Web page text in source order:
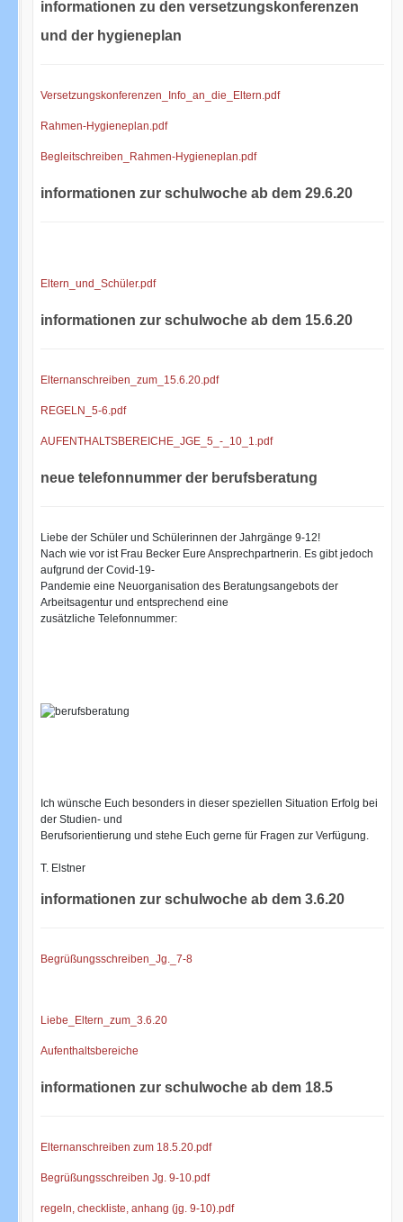
informationen zu den versetzungskonferenzen
und der hygieneplan
Versetzungskonferenzen_Info_an_die_Eltern.pdf
Rahmen-Hygieneplan.pdf
Begleitschreiben_Rahmen-Hygieneplan.pdf
informationen zur schulwoche ab dem 29.6.20
Eltern_und_Schüler.pdf
informationen zur schulwoche ab dem 15.6.20
Elternanschreiben_zum_15.6.20.pdf
REGELN_5-6.pdf
AUFENTHALTSBEREICHE_JGE_5_-_10_1.pdf
neue telefonnummer der berufsberatung
Liebe der Schüler und Schülerinnen der Jahrgänge 9-12!
Nach wie vor ist Frau Becker Eure Ansprechpartnerin. Es gibt jedoch
aufgrund der Covid-19-
Pandemie eine Neuorganisation des Beratungsangebots der
Arbeitsagentur und entsprechend eine
zusätzliche Telefonnummer:
Ich wünsche Euch besonders in dieser speziellen Situation Erfolg bei
der Studien- und
Berufsorientierung und stehe Euch gerne für Fragen zur Verfügung.
T. Elstner
informationen zur schulwoche ab dem 3.6.20
Begrüßungsschreiben_Jg._7-8
Liebe_Eltern_zum_3.6.20
Aufenthaltsbereiche
informationen zur schulwoche ab dem 18.5
Elternanschreiben zum 18.5.20.pdf
Begrüßungsschreiben Jg. 9-10.pdf
regeln, checkliste, anhang (jg. 9-10).pdf